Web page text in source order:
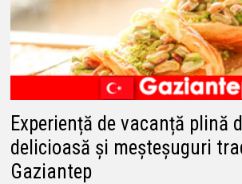
Experiență de vacanță plină
delicioasă și meșteșuguri
Gaziantep